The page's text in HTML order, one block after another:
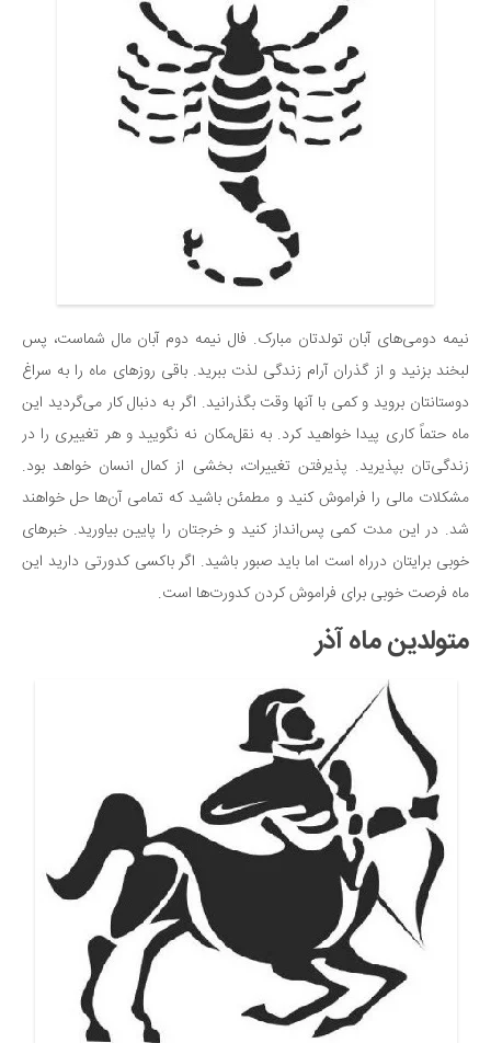
نیمه دومی‌های آبان تولدتان مبارک. فال نیمه‌ دوم آبان مال شماست، پس
لبخند بزنید و از گذران آرام زندگی لذت ببرید. باقی روزهای ماه را به سراغ
دوستانتان بروید و کمی با آنها وقت بگذرانید. اگر به دنبال کار می‌گردید این
ماه حتماً کاری پیدا خواهید کرد. به نقل‌مکان نه نگویید و هر تغییری را در
زندگی‌تان بپذیرید. پذیرفتن تغییرات، بخشی از کمال انسان خواهد بود.
مشکلات مالی را فراموش کنید و مطمئن باشید که تمامی آن‌ها حل خواهند
شد. در این مدت کمی پس‌انداز کنید و خرجتان را پایین بیاورید. خبرهای
خوبی برایتان درراه است اما باید صبور باشید. اگر باکسی کدورتی دارید این
ماه فرصت خوبی برای فراموش کردن کدورت‌ها است.
متولدین ماه آذر